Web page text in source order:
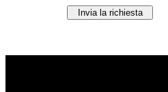
Invia la richiesta